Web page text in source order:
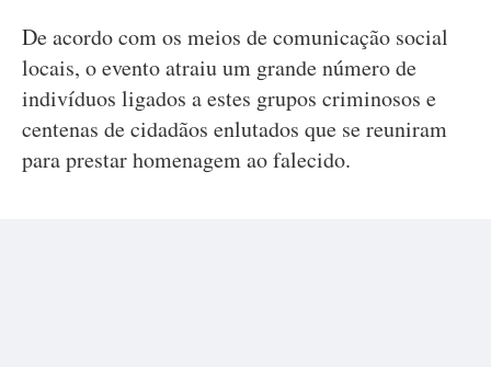
De acordo com os meios de comunicação social
locais, o evento atraiu um grande número de
indivíduos ligados a estes grupos criminosos e
centenas de cidadãos enlutados que se reuniram
para prestar homenagem ao falecido.